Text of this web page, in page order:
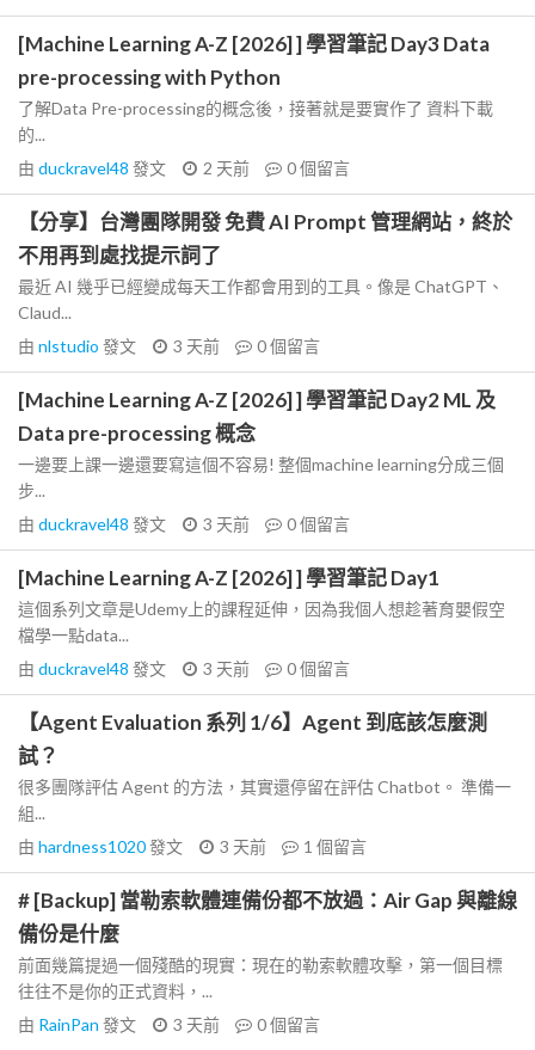
[Machine Learning A-Z [2026] ] 學習筆記 Day3 Data
pre-processing with Python
了解Data Pre-processing的概念後，接著就是要實作了 資料下載
的...
由 duckravel48 發文 2 天前 0個留言
【分享】台灣團隊開發 免費 AI Prompt 管理網站，終於
不用再到處找提示詞了
最近 AI 幾乎已經變成每天工作都會用到的工具。像是 ChatGPT、
Claud...
由 nlstudio 發文 3 天前 0個留言
[Machine Learning A-Z [2026] ] 學習筆記 Day2 ML 及
Data pre-processing 概念
一邊要上課一邊還要寫這個不容易! 整個machine learning分成三個
步...
由 duckravel48 發文 3 天前 0個留言
[Machine Learning A-Z [2026] ] 學習筆記 Day1
這個系列文章是Udemy上的課程延伸，因為我個人想趁著育嬰假空
檔學一點data...
由 duckravel48 發文 3 天前 0個留言
【Agent Evaluation 系列 1/6】Agent 到底該怎麼測
試？
很多團隊評估 Agent 的方法，其實還停留在評估 Chatbot。 準備一
組...
由 hardness1020發文 3 天前 1 個留言
# [Backup] 當勒索軟體連備份都不放過：Air Gap 與離線
備份是什麼
前面幾篇提過一個殘酷的現實：現在的勒索軟體攻擊，第一個目標
往往不是你的正式資料，...
由 RainPan 發文 3 天前 0個留言